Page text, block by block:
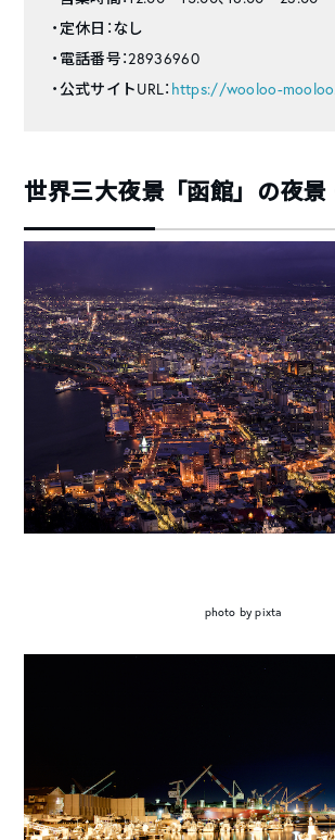
・定休日：なし
・電話番号：28936960
・公式サイトURL： https://wooloo-
世界三大夜景「函館」の夜景
photo by pixta